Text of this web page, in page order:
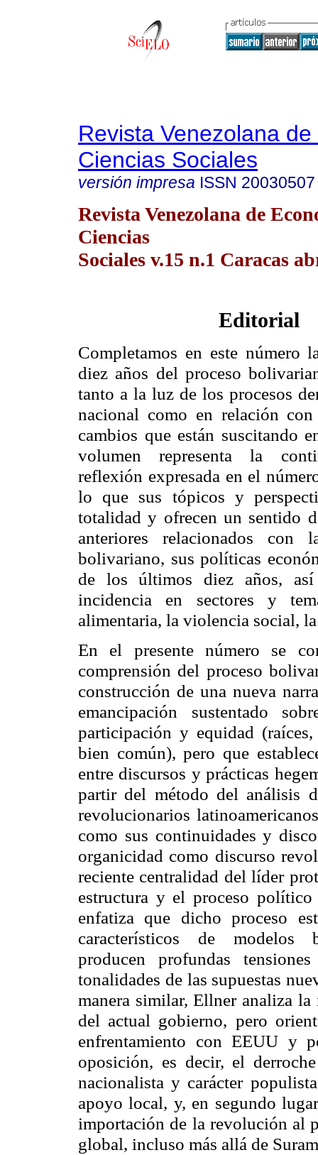
Revista Venezolana
Ciencias Sociales
versión impresa ISSN 20030507
Revista Venezolana de
Ciencias
Sociales v.15 n.1 Caracas
Editorial
Completamos en este número
diez años del proceso
tanto a la luz de los procesos
nacional como en relación
cambios que están suscitando
volumen representa la
reflexión expresada en el
lo que sus tópicos y
totalidad y ofrecen un sentido
anteriores relacionados
bolivariano, sus políticas
de los últimos diez años,
incidencia en sectores y
alimentaria, la violencia social,
En el presente número se
comprensión del proceso
construcción de una nueva
emancipación sustentado
participación y equidad
bien común), pero que
entre discursos y prácticas
partir del método del análisis
revolucionarios
como sus continuidades y
organicidad como discurso
reciente centralidad del líder
estructura y el proceso
enfatiza que dicho proceso
característicos de modelos
producen profundas
tonalidades de las supuestas
manera similar, Ellner analiza
del actual gobierno, pero
enfrentamiento con EEUU y
oposición, es decir, el
nacionalista y carácter
apoyo local, y, en segundo
importación de la revolución al
global, incluso más allá de